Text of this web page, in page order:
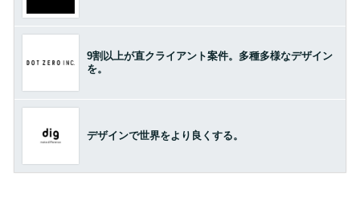
9割以上が直クライアント案件。多種多様なデザイン
を。
デザインで世界をより良くする。